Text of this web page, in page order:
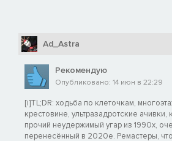
Ad_Astra
Рекомендую
Опубликовано: 14 июн в 22:29
[i]TL;DR: ходьба по клеточкам,
крестовине, ультразадротские ачивки,
прочий неудержимый угар из 1990х,
перенесённый в 2020е. Ремастеры,